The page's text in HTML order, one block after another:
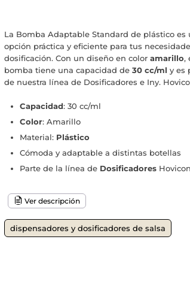
La Bomba Adaptable Standard de plástico es
opción práctica y eficiente para tus
dosificación. Con un diseño en color amarillo,
bomba tiene una capacidad de 30 cc/ml y es
de nuestra línea de Dosificadores e Iny.
Capacidad: 30 cc/ml
Color: Amarillo
Material: Plástico
Cómoda y adaptable a distintas botellas
Parte de la línea de DosificadoresHovicon
Ver descripción
dispensadores y dosificadores de salsa